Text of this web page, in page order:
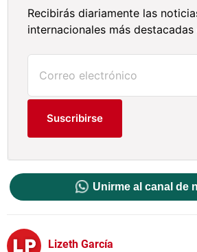
Recibirás diariamente las
internacionales más destacadas
Suscribirse
Unirme al canal de
Lizeth García